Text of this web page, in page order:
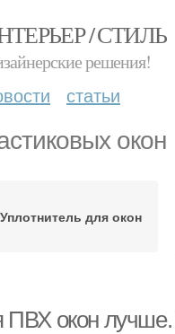
/ СТИЛЬ
решения!
статьи
окон
Уплотнитель для окон
ПВХ окон